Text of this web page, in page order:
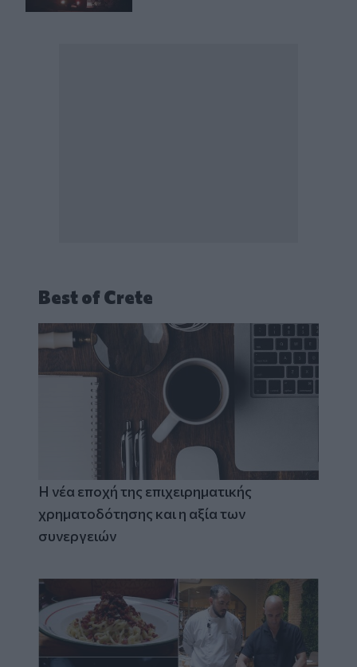
Best of Crete
Η νέα εποχή της επιχειρηματικής
χρηματοδότησης και η αξία των
συνεργειών